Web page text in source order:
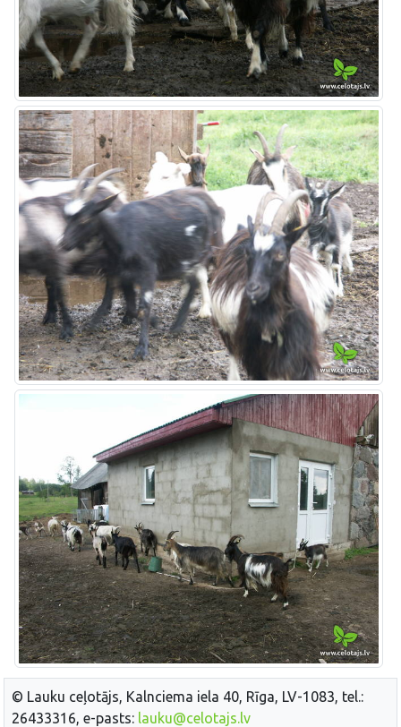
© Lauku ceļotājs, Kalnciema iela 40, Rīga, LV-1083, tel.:
26433316, e-pasts: lauku@celotajs.lv